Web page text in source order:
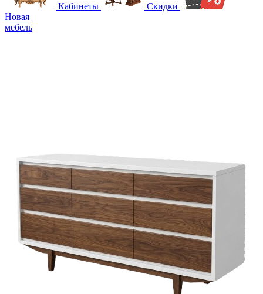
Кабинеты
Скидки
Новая
мебель